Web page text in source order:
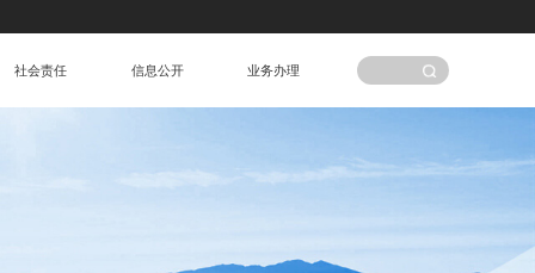
社会责任 信息公开 业务办理